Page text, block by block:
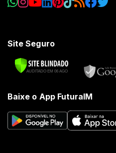
Site Seguro
Baixe o App FuturaIM